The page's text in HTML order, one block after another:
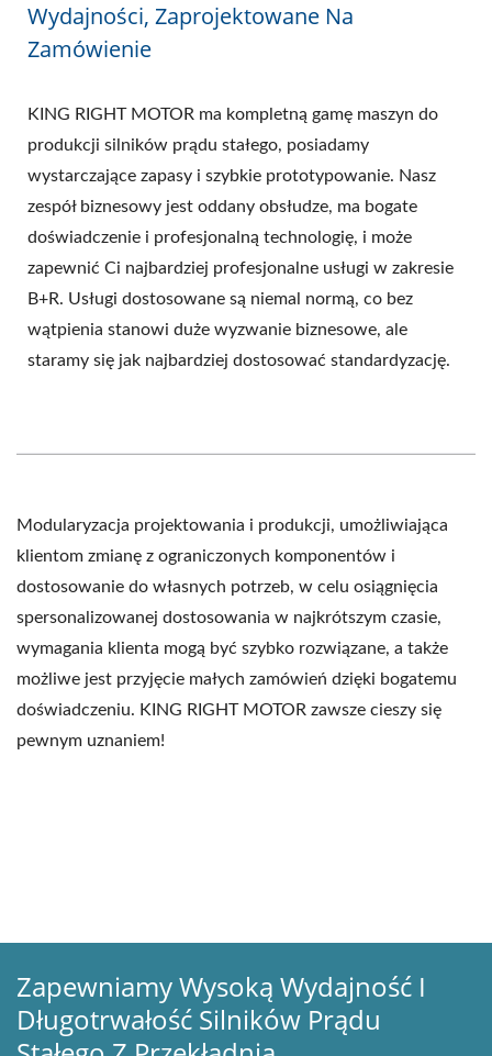
Wydajności, Zaprojektowane Na
Zamówienie
KING RIGHT MOTOR ma kompletną gamę maszyn do
produkcji silników prądu stałego, posiadamy
wystarczające zapasy i szybkie prototypowanie. Nasz
zespół biznesowy jest oddany obsłudze, ma bogate
doświadczenie i profesjonalną technologię, i może
zapewnić Ci najbardziej profesjonalne usługi w zakresie
B+R. Usługi dostosowane są niemal normą, co bez
wątpienia stanowi duże wyzwanie biznesowe, ale
staramy się jak najbardziej dostosować standardyzację.
Modularyzacja projektowania i produkcji, umożliwiająca
klientom zmianę z ograniczonych komponentów i
dostosowanie do własnych potrzeb, w celu osiągnięcia
spersonalizowanej dostosowania w najkrótszym czasie,
wymagania klienta mogą być szybko rozwiązane, a także
możliwe jest przyjęcie małych zamówień dzięki bogatemu
doświadczeniu. KING RIGHT MOTOR zawsze cieszy się
pewnym uznaniem!
Zapewniamy Wysoką Wydajność I
Długotrwałość Silników Prądu